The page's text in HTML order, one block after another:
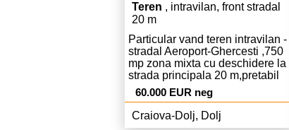
Teren , intravilan, front stradal
20 m
Particular vand teren intravilan -
stradal Aeroport-Ghercesti ,750
mp zona mixta cu deschidere la
strada principala 20 m,pretabil
orice fel de activitate(unitati
industriale,depozite,instituti si
servici ),se preteaza si pentru
constructie casa,utilitati gaze si
60.000 EUR neg
Craiova-Dolj, Dolj